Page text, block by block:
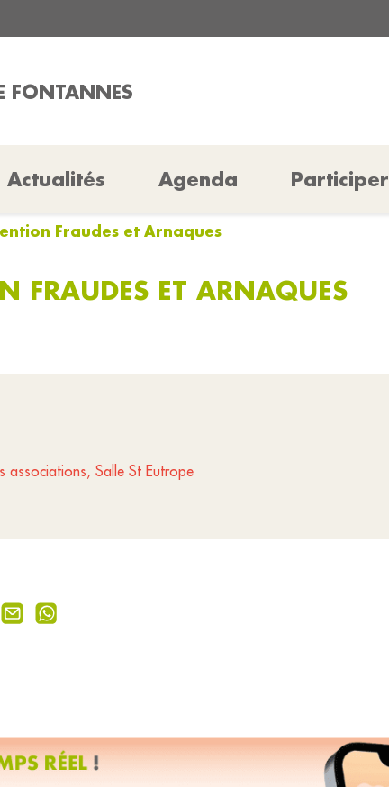
FONTANNES
Actualités Agenda Participer
Fraudes et Arnaques
FRAUDES ET ARNAQUES
associations, Salle St Eutrope